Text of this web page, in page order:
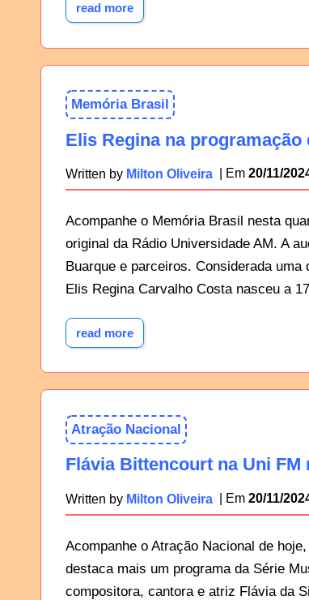
read more
Memória Brasil
Elis Regina na programação
Written by Milton Oliveira 20/11/
Acompanhe o Memória Brasil nesta
original da Rádio Universidade AM. A
Buarque e parceiros. Considerada
Elis Regina Carvalho Costa nasceu a
read more
Atração Nacional
Flávia Bittencourt na Uni FM
Written by Milton Oliveira 20/11/
Acompanhe o Atração Nacional de
destaca mais um programa da Série
compositora, cantora e atriz Flávia da